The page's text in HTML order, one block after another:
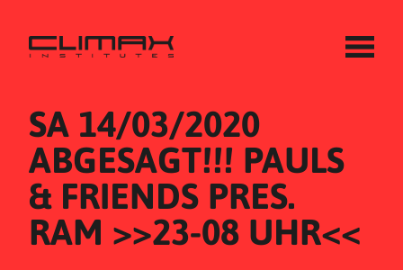
SA 14/03/2020
ABGESAGT!!! PAULS
& FRIENDS PRES.
RAM >>23-08 UHR<<